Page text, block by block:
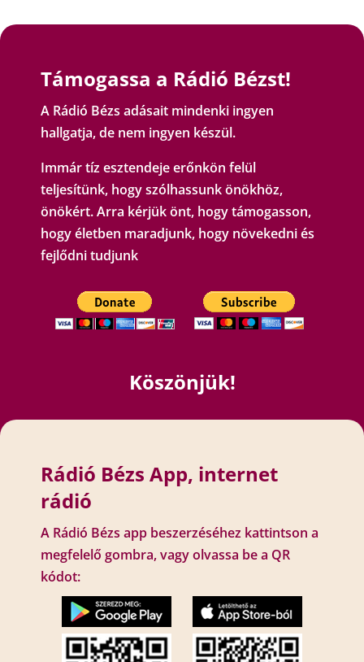
Támogassa a Rádió Bézst!
A Rádió Bézs adásait mindenki ingyen
hallgatja, de nem ingyen készül.
Immár tíz esztendeje erőnkön felül
teljesítünk, hogy szólhassunk önökhöz,
önökért. Arra kérjük önt, hogy támogasson,
hogy életben maradjunk, hogy növekedni és
fejlődni tudjunk
Köszönjük!
Rádió Bézs App, internet
rádió
A Rádió Bézs app beszerzéséhez kattintson a
megfelelő gombra, vagy olvassa be a QR
kódot: